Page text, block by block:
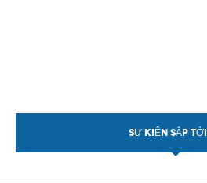
SỰ KIỆN SẮP TỚI